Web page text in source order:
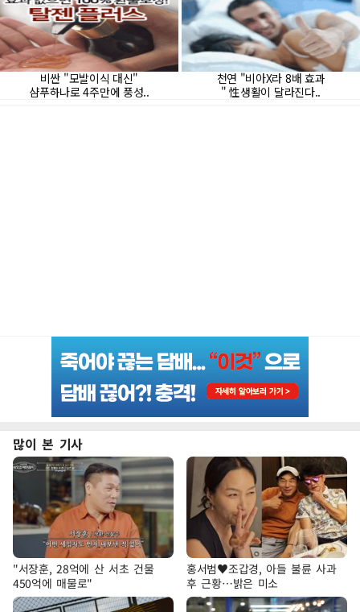
많이 본 기사
"서장훈, 28억에 산 서초 건물
450억에 매물로"
홍서범♥조갑경, 아들 불륜 사과
후 근황…밝은 미소